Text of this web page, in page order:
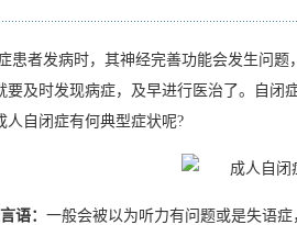
患者发病时，其神经完善功能会发生问
要及时发现病症，及早进行医治了。自闭
人自闭症有何典型症状呢?
语： 一般会被以为听力有问题或是失语症